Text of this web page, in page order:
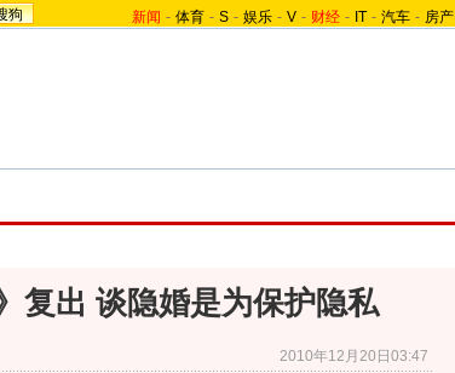
狗 新闻 - 体育 - S - 娱乐 - V - 财经 - IT - 汽车 - 房产
复出 谈隐婚是为保护隐私
2010年12月20日03:47